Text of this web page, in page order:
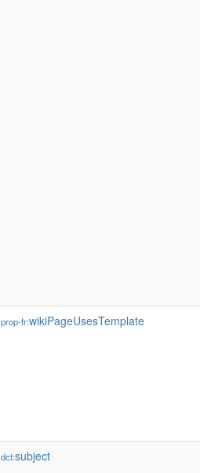
prop-fr:wikiPageUsesTemplate
dct:subject